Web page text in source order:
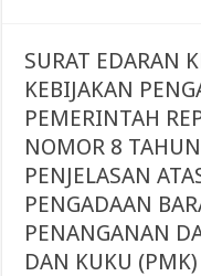
SURAT EDARAN
KEBIJAKAN
PEMERINTAH
NOMOR 8
PENJELASAN
PENGADAAN
PENANGANAN
DAN KUKU